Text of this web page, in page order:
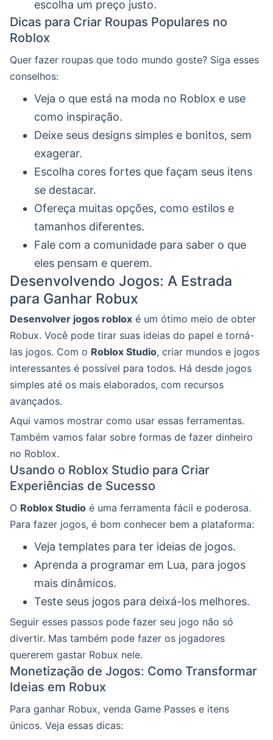
escolha um preço justo.
Dicas para Criar Roupas Populares no
Roblox
Quer fazer roupas que todo mundo goste? Siga esses
conselhos:
Veja o que está na moda no Roblox e use
como inspiração.
Deixe seus designs simples e bonitos, sem
exagerar.
Escolha cores fortes que façam seus itens
se destacar.
Ofereça muitas opções, como estilos e
tamanhos diferentes.
Fale com a comunidade para saber o que
eles pensam e querem.
Desenvolvendo Jogos: A Estrada
para Ganhar Robux
Desenvolver jogos roblox é um ótimo meio de obter
Robux. Você pode tirar suas ideias do papel e torná-
las jogos. Com o Roblox Studio, criar mundos e jogos
interessantes é possível para todos. Há desde jogos
simples até os mais elaborados, com recursos
avançados.
Aqui vamos mostrar como usar essas ferramentas.
Também vamos falar sobre formas de fazer dinheiro
no Roblox.
Usando o Roblox Studio para Criar
Experiências de Sucesso
O Roblox Studio é uma ferramenta fácil e poderosa.
Para fazer jogos, é bom conhecer bem a plataforma:
Veja templates para ter ideias de jogos.
Aprenda a programar em Lua, para jogos
mais dinâmicos.
Teste seus jogos para deixá-los melhores.
Seguir esses passos pode fazer seu jogo não só
divertir. Mas também pode fazer os jogadores
quererem gastar Robux nele.
Monetização de Jogos: Como Transformar
Ideias em Robux
Para ganhar Robux, venda Game Passes e itens
únicos. Veja essas dicas: